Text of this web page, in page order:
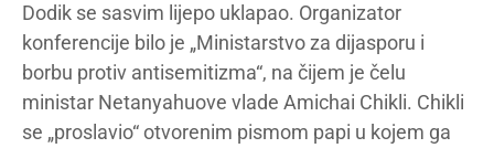
Dodik se sasvim lijepo uklapao. Organizator
konferencije bilo je „Ministarstvo za dijasporu i
borbu protiv antisemitizma“, na čijem je čelu
ministar Netanyahuove vlade Amichai Chikli. Chikli
se „proslavio“ otvorenim pismom papi u kojem ga